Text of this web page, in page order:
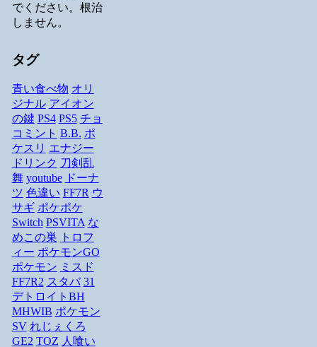
でください。根治
しません。
タグ
青い食べ物 オリ
ジナル アイオン
の鍵 PS4 PS5 チョ
コミント B.B. ポ
ケスリ エナジー
ドリンク 刀剣乱
舞 youtube ドーナ
ツ 色違い FF7R ウ
サギ ポケポケ
Switch PSVITA な
めこの巣
トロフ
ィー ポケモンGO
ポケモン ミスド
FF7R2 スタバ 31
デトロイトBH
MHWIB ポケモン
SV れじぇくろ
GE2 TOZ 人喰い